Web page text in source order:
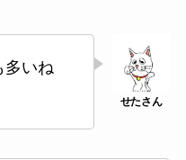
多いね